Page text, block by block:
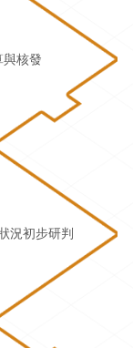
與核發
況初步研判